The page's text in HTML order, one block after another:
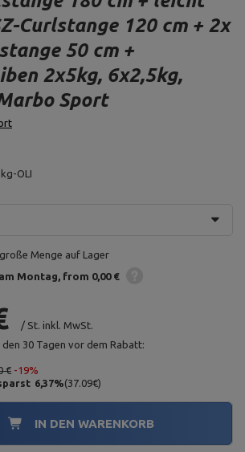
Curlstange 120 cm + 2x
50 cm +
2x5kg, 6x2,5kg,
Sport
OLI
Menge auf Lager
Montag from 0,00 €
/ St. inkl. MwSt.
30 Tagen vor dem Rabatt:
€ -19%
6,37%(37.09€)
IN DEN WARENKORB